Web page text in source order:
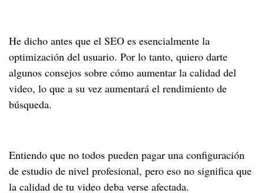
He dicho antes que el SEO es esencialmente la
optimización del usuario. Por lo tanto, quiero darte
algunos consejos sobre cómo aumentar la calidad del
video, lo que a su vez aumentará el rendimiento de
búsqueda.
Entiendo que no todos pueden pagar una configuración
de estudio de nivel profesional, pero eso no significa que
la calidad de tu video deba verse afectada.